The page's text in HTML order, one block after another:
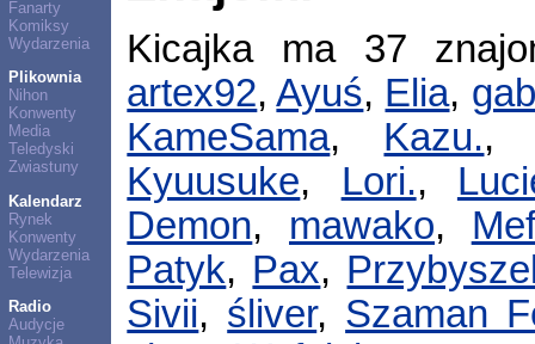
Fanarty
Komiksy
Wydarzenia
Plikownia
Nihon
Konwenty
Media
Teledyski
Zwiastuny
Kalendarz
Rynek
Konwenty
Wydarzenia
Telewizja
Radio
Audycje
Kicajka ma 37
artex92,Ayuś, Elia,
KameSama, Kazu.
Kyuusuke, Lori.,
Demon, mawako,
Patyk, Pax,
Sivii, śliver, Szaman